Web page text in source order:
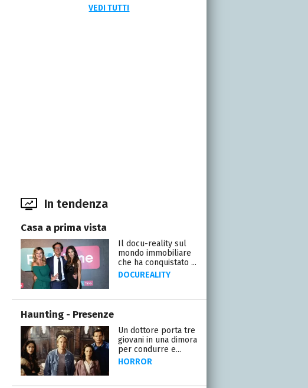
VEDI TUTTI
In tendenza
Casa a prima vista
Il docu-reality sul
mondo immobiliare
che ha conquistato ...
DOCUREALITY
Haunting - Presenze
Un dottore porta tre
giovani in una dimora
per condurre e...
HORROR